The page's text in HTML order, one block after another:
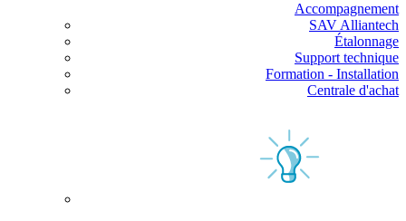
Accompagnement
SAV Alliantech
Étalonnage
Support technique
Formation - Installation
Centrale d'achat